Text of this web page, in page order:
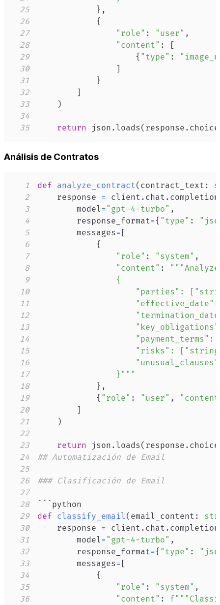
25
} ,
26
{
27
"role" : "user" ,
28
"content" :
[
29
{ "type" :
30
]
31
}
32
]
33
)
34
35
return json . loads( response .
Análisis de Contratos
1 def analyze_contract( contract_text :
2
    response
= client . chat .
3
        model
= "gpt-4-turbo" ,
4
        response_format
= { "type" :
5
        messages
= [
6
{
7
"role" : "system" ,
8
"content" :
9
10
11
12
13
14
15
16
17
                }"""
18
} ,
19
{ "role" : "user" ,
20
]
21
)
22
23
return json . loads( response .
24
## Automatización de Email
25
26
### Clasificación de Email
27
28
29
def classify_email ( email_content : str
30
    response
= client . chat .
31
        model
= "gpt-4-turbo" ,
32
        response_format
= { "type" :
33
        messages
= [
34
{
35
"role" : "system" ,
36
"content" :